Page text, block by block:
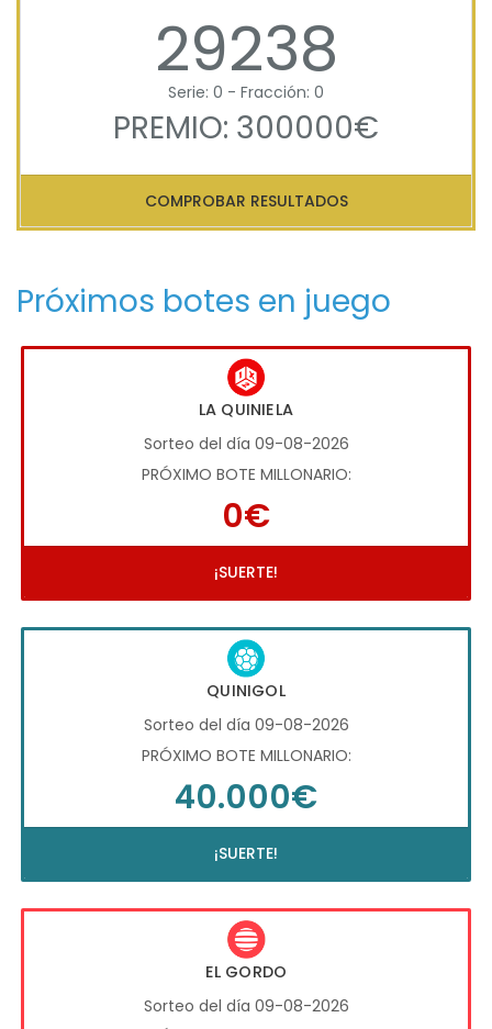
29238
Serie: 0 - Fracción: 0
PREMIO: 300000€
COMPROBAR RESULTADOS
Próximos botes en juego
LA QUINIELA
Sorteo del día 09-08-2026
PRÓXIMO BOTE MILLONARIO:
0€
¡SUERTE!
QUINIGOL
Sorteo del día 09-08-2026
PRÓXIMO BOTE MILLONARIO:
40.000€
¡SUERTE!
EL GORDO
Sorteo del día 09-08-2026